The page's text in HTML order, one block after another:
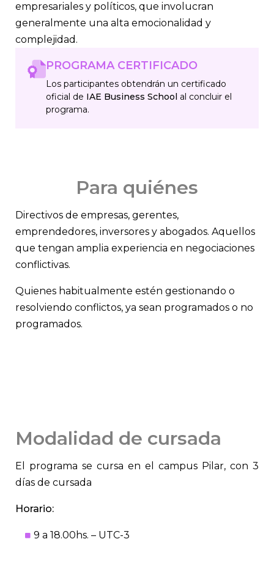
empresariales y políticos, que involucran
generalmente una alta emocionalidad y
complejidad.
PROGRAMA CERTIFICADO
Los participantes obtendrán un certificado
oficial de IAE Business School al concluir el
programa.
Para quiénes
Directivos de empresas, gerentes,
emprendedores, inversores y abogados. Aquellos
que tengan amplia experiencia en negociaciones
conflictivas.
Quienes habitualmente estén gestionando o
resolviendo conflictos, ya sean programados o no
programados.
Modalidad de cursada
El programa se cursa en el campus Pilar, con 3
días de cursada
Horario:
9 a 18.00hs. – UTC-3